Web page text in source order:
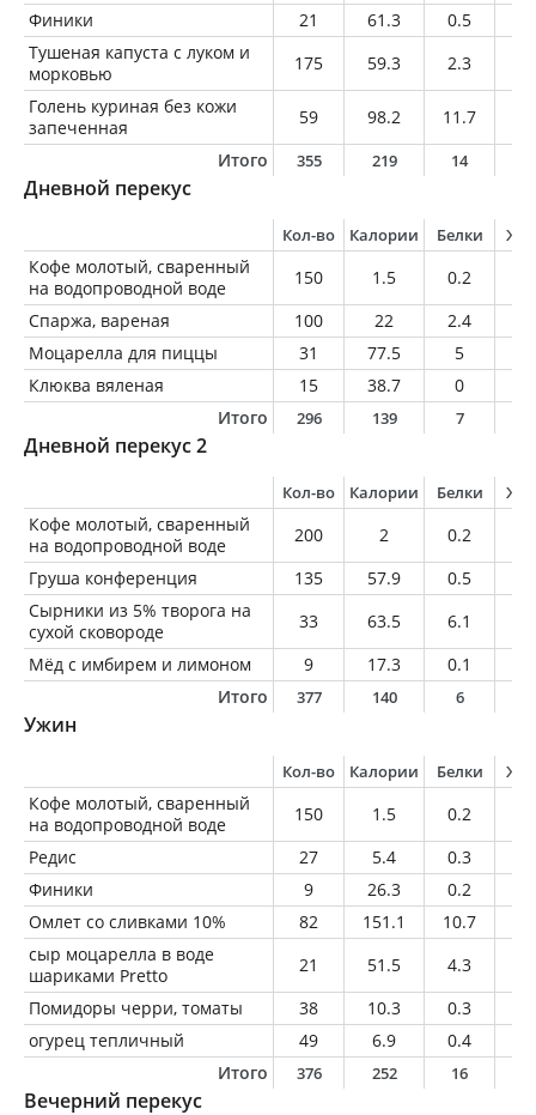
Финики
21 61.3 0.5
Тушеная капуста с луком и
морковью
175 59.3 2.3
Голень куриная без кожи
запеченная
59 98.2 11.7
Итого
355 219 14
Дневной перекус
Кол-во Калории Белки
Кофе молотый, сваренный
на водопроводной воде
150 1.5 0.2
Спаржа, вареная
100 22 2.4
Моцарелла для пиццы
31 77.5 5
Клюква вяленая
15 38.7 0
Итого
296 139 7
Дневной перекус 2
Кол-во Калории Белки
Кофе молотый, сваренный
на водопроводной воде
200 2 0.2
Груша конференция
135 57.9 0.5
Сырники из 5% творога на
сухой сковороде
33 63.5 6.1
Мёд с имбирем и лимоном
9 17.3 0.1
Итого
377 140 6
Ужин
Кол-во Калории Белки
Кофе молотый, сваренный
на водопроводной воде
150 1.5 0.2
Редис
27 5.4 0.3
Финики
9 26.3 0.2
Омлет со сливками 10%
82 151.1 10.7
сыр моцарелла в воде
шариками Pretto
21 51.5 4.3
Помидоры черри, томаты
38 10.3 0.3
огурец тепличный
49 6.9 0.4
Итого
376 252 16
Вечерний перекус